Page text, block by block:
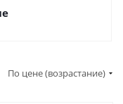
По цене (возрастание)